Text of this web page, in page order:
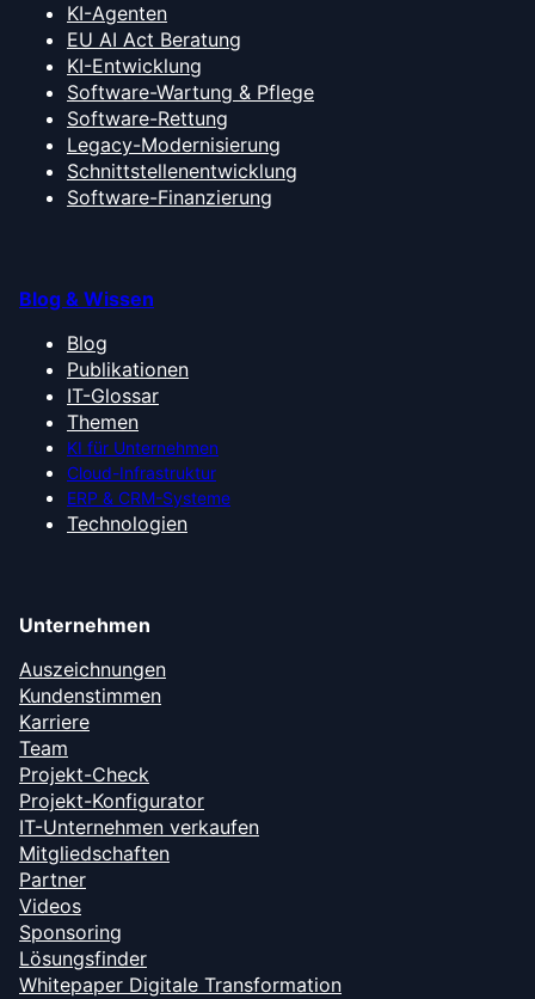
KI-Agenten
EU AI Act Beratung
KI-Entwicklung
Software-Wartung & Pflege
Software-Rettung
Legacy-Modernisierung
Schnittstellenentwicklung
Software-Finanzierung
Blog & Wissen
Blog
Publikationen
IT-Glossar
Themen
KI für Unternehmen
Cloud-Infrastruktur
ERP & CRM-Systeme
Technologien
Unternehmen
Auszeichnungen
Kundenstimmen
Karriere
Team
Projekt-Check
Projekt-Konfigurator
IT-Unternehmen verkaufen
Mitgliedschaften
Partner
Videos
Sponsoring
Lösungsfinder
Whitepaper Digitale Transformation